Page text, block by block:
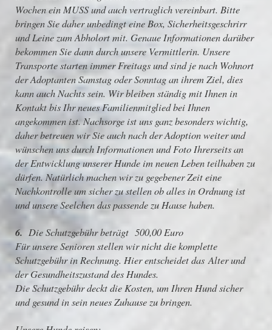
Wochen ein MUSS und auch vertraglich vereinbart. Bitte
bringen Sie daher unbedingt eine Box, Sicherheitsgeschrirr
und Leine zum Abholort mit. Genaue Informationen darüber
bekommen Sie dann durch unsere Vermittlerin. Unsere
Transporte starten immer Freitags und sind je nach Wohnort
der Adoptanten Samstag oder Sonntag an ihrem Ziel, dies
kann auch Nachts sein. Wir bleiben ständig mit Ihnen in
Kontakt bis Ihr neues Familienmitglied bei Ihnen
angekommen ist. Nachsorge ist uns ganz besonders wichtig,
daher betreuen wir Sie auch nach der Adoption weiter und
wünschen uns durch Informationen und Foto Ihrerseits an
der Entwicklung unserer Hunde im neuen Leben teilhaben zu
dürfen. Natürlich machen wir zu gegebener Zeit eine
Nachkontrolle um sicher zu stellen ob alles in Ordnung ist
und unsere Seelchen das passende zu Hause haben.
6. Die Schutzgebühr beträgt 500,00 Euro
Für unsere Senioren stellen wir nicht die komplette
Schutzgebühr in Rechnung. Hier entscheidet das Alter und
der Gesundheitszustand des Hundes.
Die Schutzgebühr deckt die Kosten, um Ihren Hund sicher
und gesund in sein neues Zuhause zu bringen.